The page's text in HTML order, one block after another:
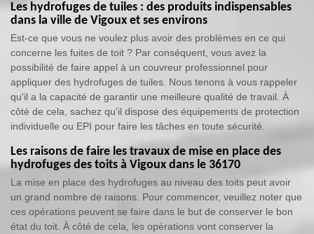
Les hydrofuges de tuiles : des produits indispensables
dans la ville de Vigoux et ses environs
Est-ce que vous ne voulez plus avoir des problèmes en ce qui
concerne les fuites de toit ? Par conséquent, vous avez la
possibilité de faire appel à un couvreur professionnel pour
appliquer des hydrofuges de tuiles. Nous tenons à vous rappeler
qu'il a la capacité de garantir une meilleure qualité de travail. À
côté de cela, sachez qu'il dispose des équipements de protection
individuelle ou EPI pour faire les tâches en toute sécurité.
Les raisons de faire les travaux de mise en place des
hydrofuges des toits à Vigoux dans le 36170
La mise en place des hydrofuges au niveau des toits peut avoir
un grand nombre de raisons. Pour commencer, veuillez noter que
ces opérations peuvent se faire dans le but de conserver le bon
état du toit. À côté de cela, les opérations vont conserver la